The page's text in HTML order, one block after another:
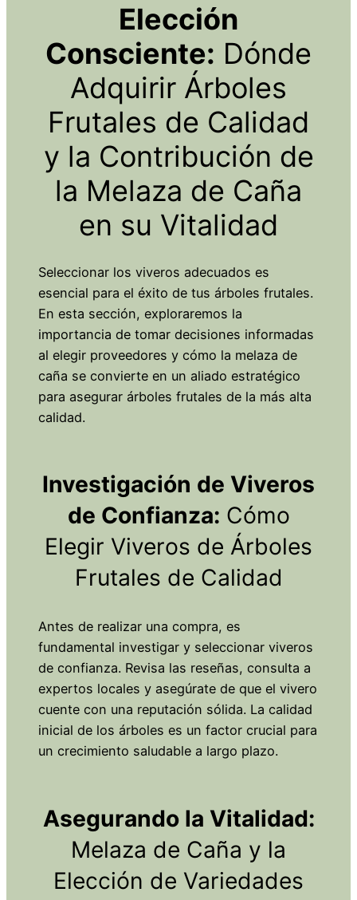
Elección
Consciente: Dónde
Adquirir Árboles
Frutales de Calidad
y la Contribución de
la Melaza de Caña
en su Vitalidad
Seleccionar los viveros adecuados es
esencial para el éxito de tus árboles frutales.
En esta sección, exploraremos la
importancia de tomar decisiones informadas
al elegir proveedores y cómo la melaza de
caña se convierte en un aliado estratégico
para asegurar árboles frutales de la más alta
calidad.
Investigación de Viveros
de Confianza: Cómo
Elegir Viveros de Árboles
Frutales de Calidad
Antes de realizar una compra, es
fundamental investigar y seleccionar viveros
de confianza. Revisa las reseñas, consulta a
expertos locales y asegúrate de que el vivero
cuente con una reputación sólida. La calidad
inicial de los árboles es un factor crucial para
un crecimiento saludable a largo plazo.
Asegurando la Vitalidad:
Melaza de Caña y la
Elección de Variedades